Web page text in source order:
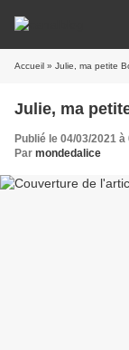
Accueil » Julie, ma petite
Julie, ma
Publié le 04/03/2021 à
Par mondedalice